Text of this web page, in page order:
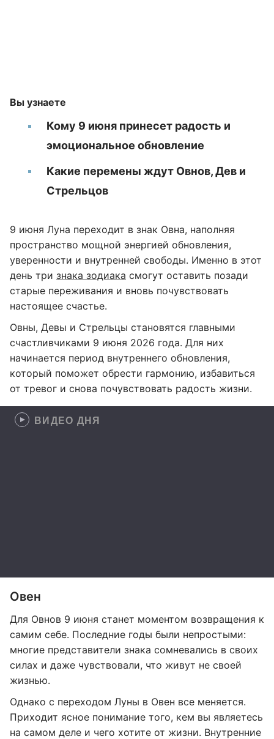
Вы узнаете
Кому 9 июня принесет радость и
эмоциональное обновление
Какие перемены ждут Овнов, Дев и
Стрельцов
9 июня Луна переходит в знак Овна, наполняя
пространство мощной энергией обновления,
уверенности и внутренней свободы. Именно в этот
день три знака зодиака смогут оставить позади
старые переживания и вновь почувствовать
настоящее счастье.
Овны, Девы и Стрельцы становятся главными
счастливчиками 9 июня 2026 года. Для них
начинается период внутреннего обновления,
который поможет обрести гармонию, избавиться
от тревог и снова почувствовать радость жизни.
ВИДЕО ДНЯ
Овен
Для Овнов 9 июня станет моментом возвращения к
самим себе. Последние годы были непростыми:
многие представители знака сомневались в своих
силах и даже чувствовали, что живут не своей
жизнью.
Однако с переходом Луны в Овен все меняется.
Приходит ясное понимание того, кем вы являетесь
на самом деле и чего хотите от жизни. Внутренние